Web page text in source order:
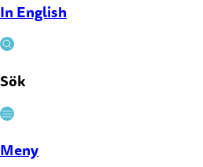
In English
Sök
Stäng
Meny